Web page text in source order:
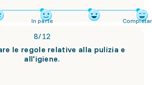
In parte
8/12
le regole relative alla pulizia e
all'igiene.